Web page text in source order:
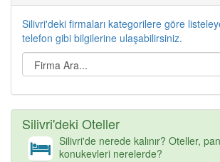
Silivri'deki firmaları kategorilere göre
telefon gibi bilgilerine ulaşabilirsiniz.
Silivri'deki Oteller
Silivri'de nerede kalınır? Oteller,
konukevleri nerelerde?